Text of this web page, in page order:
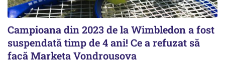
Campioana din 2023 de la Wimbledon a fost
suspendată timp de 4 ani! Ce a refuzat să
facă Marketa Vondrousova